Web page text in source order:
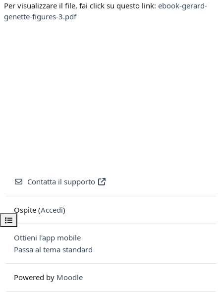
Apri indice del corso
Per visualizzare il file, fai click su questo link: ebook-gerard-
genette-figures-3.pdf
Contatta il supporto
Ospite (Accedi)
Ottieni l'app mobile
Passa al tema standard
Powered by Moodle